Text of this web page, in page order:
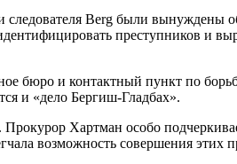
Berg были вынуждены
преступников и
бюро и контактный пункт по
и «дело Бергиш-Гладбах».
Хартман особо
возможность совершения этих